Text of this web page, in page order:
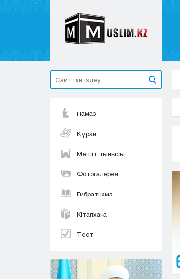
Намаз
Құран
Мешіт тынысы
Фотогалерея
Ғибратнама
Кітапхана
Тест